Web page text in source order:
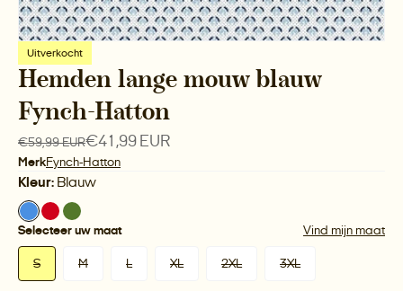
Uitverkocht
Hemden lange mouw blauw
Fynch-Hatton
€59,99 EUR€41,99 EUR
MerkFynch-Hatton
Kleur: Blauw
Selecteer uw maat Vind mijn maat
S M L XL 2XL 3XL